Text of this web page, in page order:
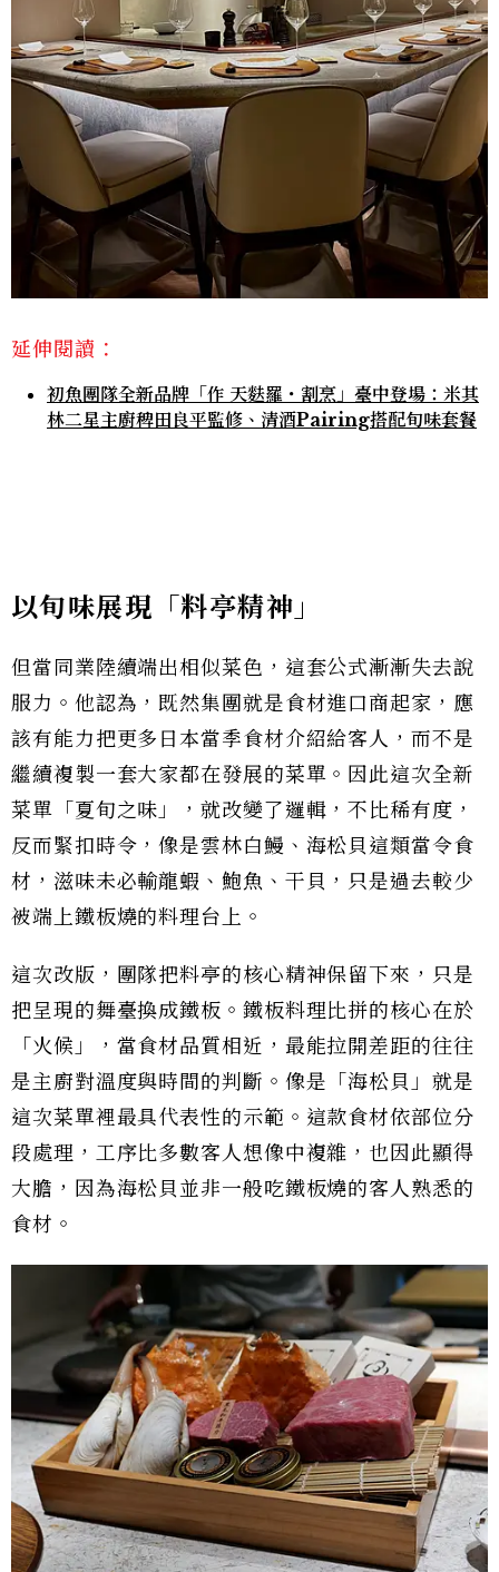
延伸閱讀：
初魚團隊全新品牌「作 天麩羅・割烹」臺中登場：米其
林二星主廚稗田良平監修、清酒Pairing搭配旬味套餐
以旬味展現「料亭精神」
但當同業陸續端出相似菜色，這套公式漸漸失去說
服力。他認為，既然集團就是食材進口商起家，應
該有能力把更多日本當季食材介紹給客人，而不是
繼續複製一套大家都在發展的菜單。因此這次全新
菜單「夏旬之味」，就改變了邏輯，不比稀有度，
反而緊扣時令，像是雲林白鰻、海松貝這類當令食
材，滋味未必輸龍蝦、鮑魚、干貝，只是過去較少
被端上鐵板燒的料理台上。
這次改版，團隊把料亭的核心精神保留下來，只是
把呈現的舞臺換成鐵板。鐵板料理比拼的核心在於
「火候」，當食材品質相近，最能拉開差距的往往
是主廚對溫度與時間的判斷。像是「海松貝」就是
這次菜單裡最具代表性的示範。這款食材依部位分
段處理，工序比多數客人想像中複雜，也因此顯得
大膽，因為海松貝並非一般吃鐵板燒的客人熟悉的
食材。